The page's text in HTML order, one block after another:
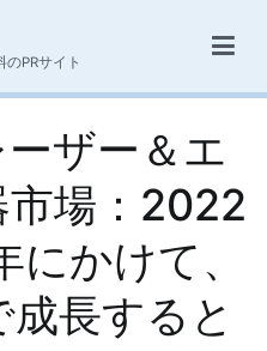
PRサイト
ザー＆エ
場：2022
かけて、
長すると